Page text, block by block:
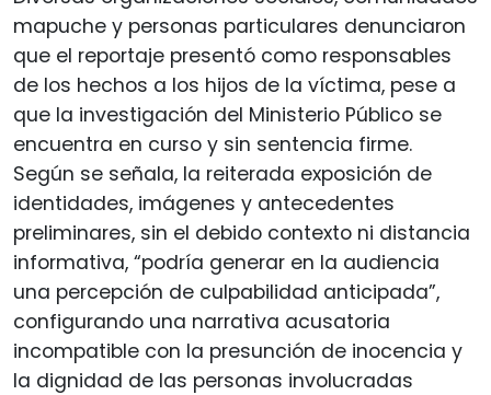
mapuche y personas particulares denunciaron
que el reportaje presentó como responsables
de los hechos a los hijos de la víctima, pese a
que la investigación del Ministerio Público se
encuentra en curso y sin sentencia firme.
Según se señala, la reiterada exposición de
identidades, imágenes y antecedentes
preliminares, sin el debido contexto ni distancia
informativa, “podría generar en la audiencia
una percepción de culpabilidad anticipada”,
configurando una narrativa acusatoria
incompatible con la presunción de inocencia y
la dignidad de las personas involucradas